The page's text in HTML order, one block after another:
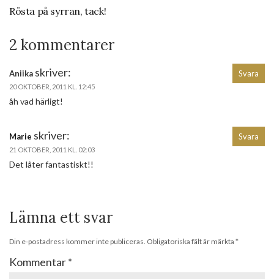
Rösta på syrran, tack!
2 kommentarer
Aniika skriver:
20 OKTOBER, 2011 KL. 12:45
åh vad härligt!
Svara
Marie skriver:
21 OKTOBER, 2011 KL. 02:03
Det låter fantastiskt!!
Svara
Lämna ett svar
Din e-postadress kommer inte publiceras. Obligatoriska fält är märkta *
Kommentar*